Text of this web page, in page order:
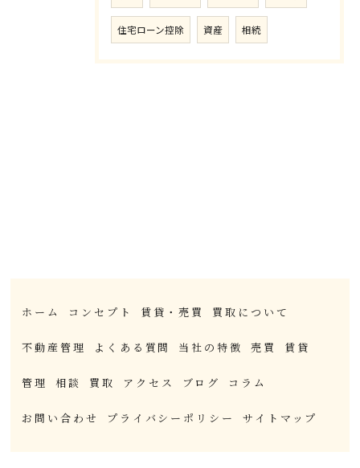
住宅ローン控除 資産 相続
ホーム コンセプト 賃貸・売買 買取について
不動産管理 よくある質問 当社の特徴 売買 賃貸
管理 相談 買取 アクセス ブログ コラム
お問い合わせ プライバシーポリシー サイトマップ